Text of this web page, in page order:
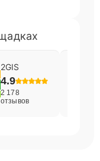
2GIS
4.9
2 178
отзывов